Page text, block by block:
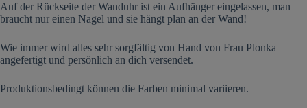
Auf der Rückseite der Wanduhr ist ein Aufhänger eingelassen, man
braucht nur einen Nagel und sie hängt plan an der Wand!
Wie immer wird alles sehr sorgfältig von Hand von Frau Plonka
angefertigt und persönlich an dich versendet.
Produktionsbedingt können die Farben minimal variieren.